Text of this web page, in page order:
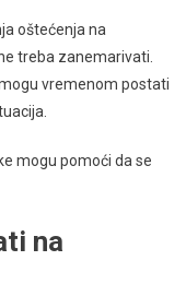
oštećenja na
treba zanemarivati.
vremenom postati
mogu pomoći da se
na